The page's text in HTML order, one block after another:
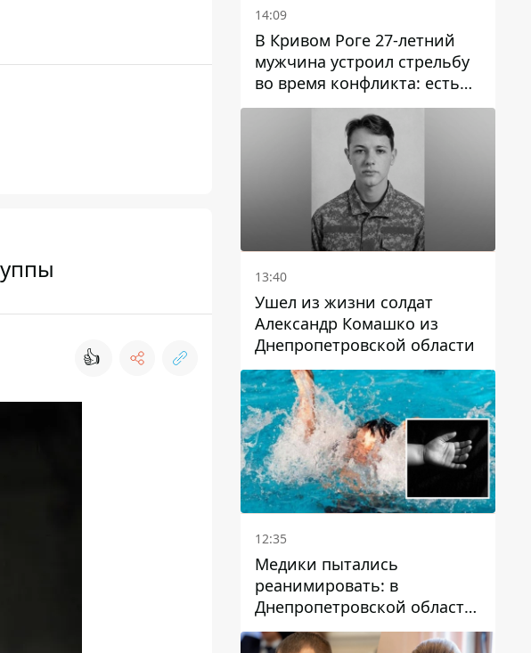
👍
14:09
В Кривом Роге 27-летний
мужчина устроил стрельбу
во время конфликта: есть
раненый
13:40
Ушел из жизни солдат
Александр Комашко из
Днепропетровской области
12:35
Медики пытались
реанимировать: в
Днепропетровской области
двухлетний мальчик утонул